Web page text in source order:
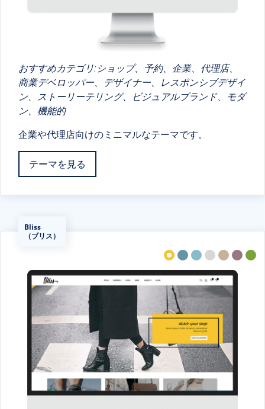
おすすめカテゴリ:ショップ、予約、企業、代理店、
商業デベロッパー、デザイナー、レスポンシブデザイ
ン、ストーリーテリング、ビジュアルブランド、モダ
ン、機能的
企業や代理店向けのミニマルなテーマです。
テーマを見る
Bliss
（ブリス）